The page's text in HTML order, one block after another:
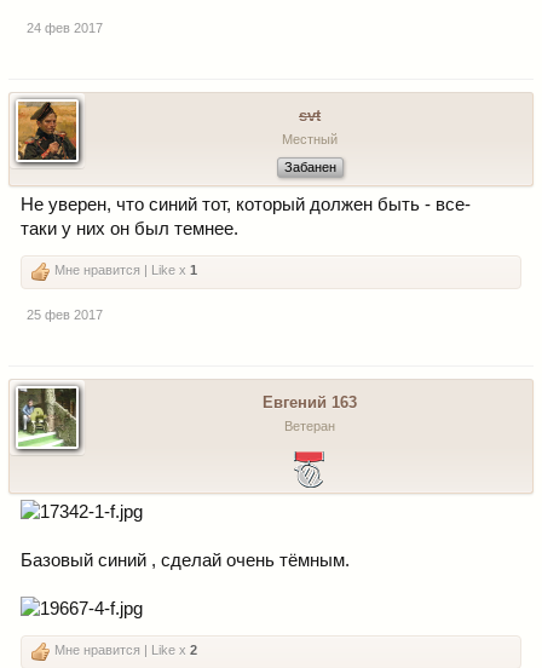
24 фев 2017
svt
Местный
Забанен
Не уверен, что синий тот, который должен быть - все-
таки у них он был темнее.
Мне нравится | Like x 1
25 фев 2017
Евгений 163
Ветеран
Базовый синий , сделай очень тёмным.
Мне нравится | Like x 2